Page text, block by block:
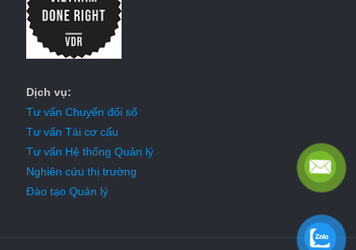
Dịch vụ:
Tư vấn Chuyển đổi số
Tư vấn Tái cơ cấu
Tư vấn Hệ thống Quản lý
Nghiên cứu thị trường
Đào tạo Quản lý